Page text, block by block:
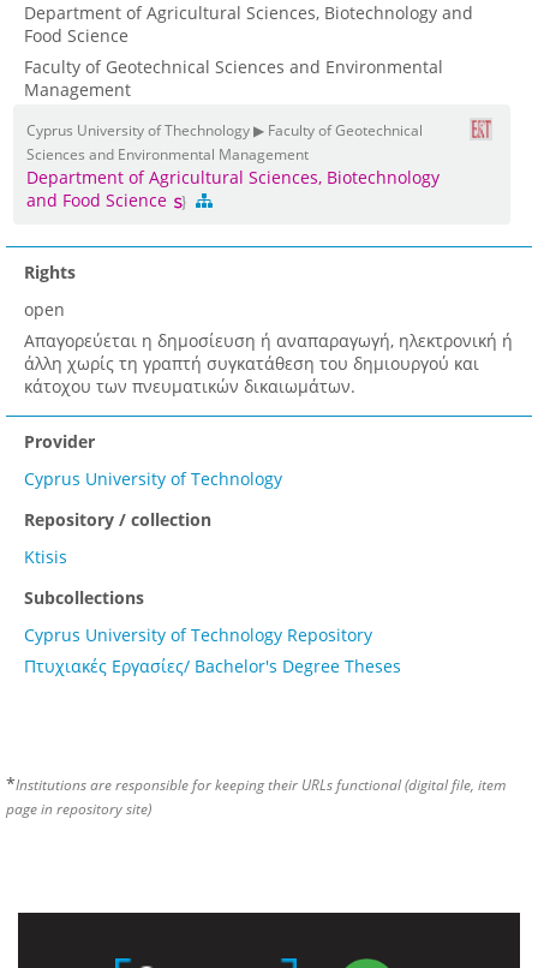
Department of Agricultural Sciences, Biotechnology and
Food Science
Faculty of Geotechnical Sciences and Environmental
Management
Cyprus University of Thechnology ▶ Faculty of Geotechnical
Sciences and Environmental Management
Department of Agricultural Sciences, Biotechnology
and Food Science
Rights
open
Απαγορεύεται η δημοσίευση ή αναπαραγωγή, ηλεκτρονική ή
άλλη χωρίς τη γραπτή συγκατάθεση του δημιουργού και
κάτοχου των πνευματικών δικαιωμάτων.
Provider
Cyprus University of Technology
Repository / collection
Ktisis
Subcollections
Cyprus University of Technology Repository
Πτυχιακές Εργασίες/ Bachelor's Degree Theses
*Institutions are responsible for keeping their URLs functional (digital file, item
page in repository site)